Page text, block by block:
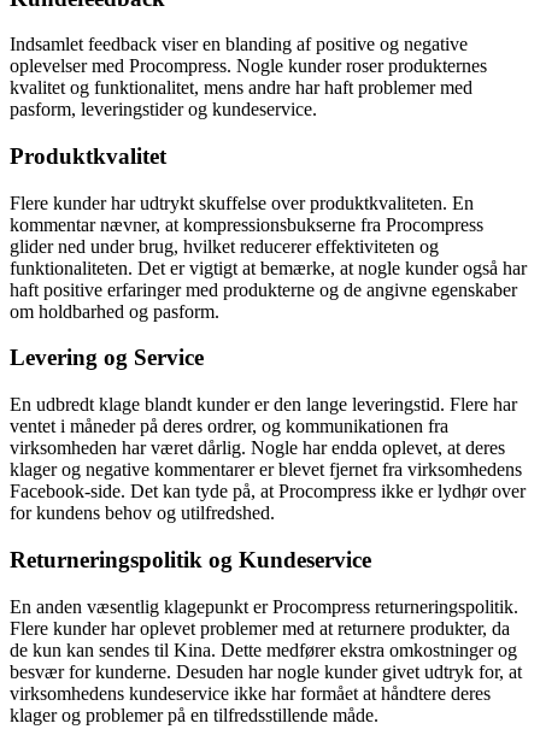
Indsamlet feedback viser en blanding af positive og negative
oplevelser med Procompress. Nogle kunder roser produkternes
kvalitet og funktionalitet, mens andre har haft problemer med
pasform, leveringstider og kundeservice.
Produktkvalitet
Flere kunder har udtrykt skuffelse over produktkvaliteten. En
kommentar nævner, at kompressionsbukserne fra Procompress
glider ned under brug, hvilket reducerer effektiviteten og
funktionaliteten. Det er vigtigt at bemærke, at nogle kunder også har
haft positive erfaringer med produkterne og de angivne egenskaber
om holdbarhed og pasform.
Levering og Service
En udbredt klage blandt kunder er den lange leveringstid. Flere har
ventet i måneder på deres ordrer, og kommunikationen fra
virksomheden har været dårlig. Nogle har endda oplevet, at deres
klager og negative kommentarer er blevet fjernet fra virksomhedens
Facebook-side. Det kan tyde på, at Procompress ikke er lydhør over
for kundens behov og utilfredshed.
Returneringspolitik og Kundeservice
En anden væsentlig klagepunkt er Procompress returneringspolitik.
Flere kunder har oplevet problemer med at returnere produkter, da
de kun kan sendes til Kina. Dette medfører ekstra omkostninger og
besvær for kunderne. Desuden har nogle kunder givet udtryk for, at
virksomhedens kundeservice ikke har formået at håndtere deres
klager og problemer på en tilfredsstillende måde.